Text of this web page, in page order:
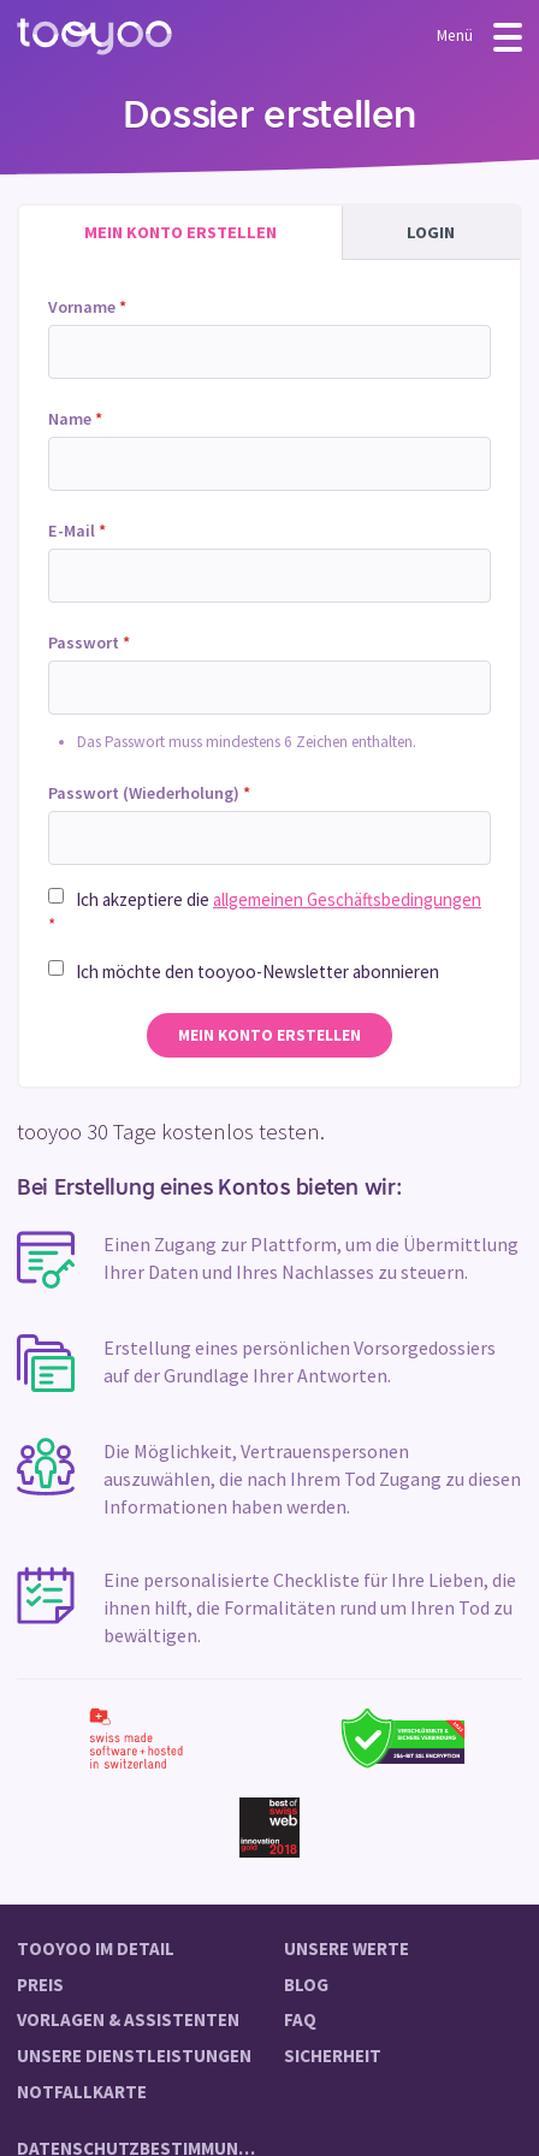
Menü
Dossier erstellen
MEIN KONTO ERSTELLEN LOGIN
Vorname*
Name*
E-Mail*
Passwort *
Das Passwort muss mindestens 6 Zeichen enthalten.
Passwort (Wiederholung) *
Ich akzeptiere die allgemeinen Geschäftsbedingungen
*
Ich möchte den tooyoo-Newsletter abonnieren
MEIN KONTO ERSTELLEN
tooyoo 30 Tage kostenlos testen.
Bei Erstellung eines Kontos bieten wir:
Einen Zugang zur Plattform, um die Übermittlung
Ihrer Daten und Ihres Nachlasses zu steuern.
Erstellung eines persönlichen Vorsorgedossiers
auf der Grundlage Ihrer Antworten.
Die Möglichkeit, Vertrauenspersonen
auszuwählen, die nach Ihrem Tod Zugang zu diesen
Informationen haben werden.
Eine personalisierte Checkliste für Ihre Lieben, die
ihnen hilft, die Formalitäten rund um Ihren Tod zu
bewältigen.
TOOYOO IM DETAIL
PREIS
VORLAGEN & ASSISTENTEN
UNSERE DIENSTLEISTUNGEN
NOTFALLKARTE
UNSERE WERTE
BLOG
FAQ
SICHERHEIT
DATENSCHUTZBESTIMMUNGEN